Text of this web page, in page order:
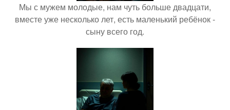
Мы с мужем молодые, нам чуть больше двадцати,
вместе уже несколько лет, есть маленький ребёнок -
сыну всего год.